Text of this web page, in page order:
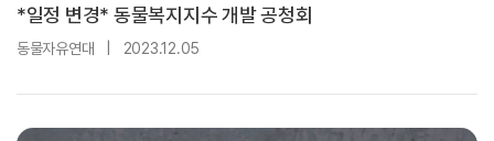
*일정 변경* 동물복지지수 개발 공청회
동물자유연대 2023.12.05